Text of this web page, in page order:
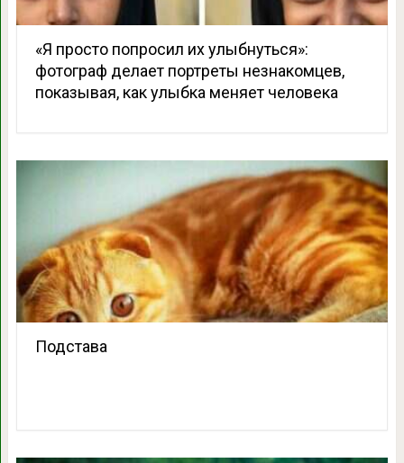
«Я просто попросил их улыбнуться»:
фотограф делает портреты незнакомцев,
показывая, как улыбка меняет человека
Подстава